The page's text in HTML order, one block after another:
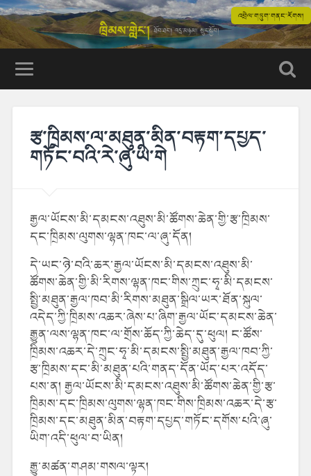
འབྲེལ་གཏུག་གནང་རོགས།
རྩ་ཁྲིམས་ལ་མཐུན་མིན་བརྟག་དཔྱད་
གཏོང་བའི་རེ་ཞུ་ཡི་གེ
རྒྱལ་ཡོངས་མི་དམངས་འཐུས་མི་ཚོགས་ཆེན་གྱི་རྩ་ཁྲིམས་
དང་ཁྲིམས་ལུགས་ལྷན་ཁང་ལ་ཞུ་དོན།
དེ་ཡང་ཉེ་བའི་ཆར་རྒྱལ་ཡོངས་མི་དམངས་འཐུས་མི་
ཚོགས་ཆེན་གྱི་མི་རིགས་ལྷན་ཁང་གིས་ཀྲུང་ཧྭ་མི་དམངས་
སྤྱི་མཐུན་རྒྱལ་ཁབ་མི་རིགས་མཐུན་སྒྲིལ་ཡར་ཐོན་སྐུལ་
འདེད་ཀྱི་ཁྲིམས་འཆར་ཞེས་པ་ཞིག་རྒྱལ་ཡོང་དམངས་ཆེན་
རྒྱུན་ལས་ལྷན་ཁང་ལ་གྲོས་ཆོད་ཀྱི་ཆེད་དུ་ཕུལ། ང་ཚོས་
ཁྲིམས་འཆར་དེ་ཀྲུང་ཧྭ་མི་དམངས་སྤྱི་མཐུན་རྒྱལ་ཁབ་ཀྱི་
རྩ་ཁྲིམས་དང་མི་མཐུན་པའི་གནད་དོན་ཡོད་པར་འདོད་
པས་ན། རྒྱལ་ཡོངས་མི་དམངས་འཐུས་མི་ཚོགས་ཆེན་གྱི་རྩ་
ཁྲིམས་དང་ཁྲིམས་ལུགས་ལྷན་ཁང་གིས་ཁྲིམས་འཆར་དེ་རྩ་
ཁྲིམས་དང་མཐུན་མིན་བརྟག་དཔྱད་གཏོང་དགོས་པའི་ཞུ་
ཡིག་འདི་ཕུལ་བ་ཡིན།
རྒྱུ་མཚན་གཤམ་གསལ་ལྟར།